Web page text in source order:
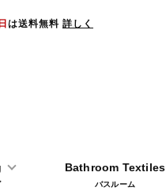
は送料無料 詳しく
Bathroom Textiles
バスルーム